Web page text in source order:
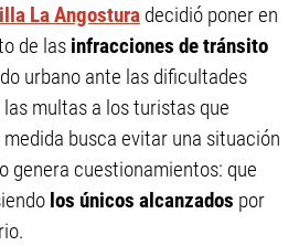
La Angostura decidió poner en
de las infracciones de tránsito
urbano ante las dificultades
multas a los turistas que
busca evitar una situación
genera cuestionamientos: que
los únicos alcanzados por